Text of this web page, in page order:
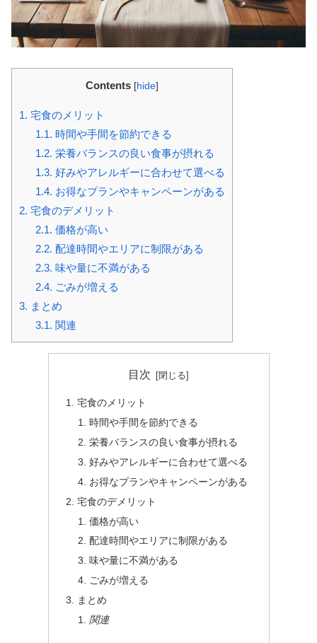
Contents [hide]
1. 宅食のメリット
1.1. 時間や手間を節約できる
1.2. 栄養バランスの良い食事が摂れる
1.3. 好みやアレルギーに合わせて選べる
1.4. お得なプランやキャンペーンがある
2. 宅食のデメリット
2.1. 価格が高い
2.2. 配達時間やエリアに制限がある
2.3. 味や量に不満がある
2.4. ごみが増える
3. まとめ
3.1. 関連
目次
宅食のメリット
時間や手間を節約できる
栄養バランスの良い食事が摂れる
好みやアレルギーに合わせて選べる
お得なプランやキャンペーンがある
宅食のデメリット
価格が高い
配達時間やエリアに制限がある
味や量に不満がある
ごみが増える
まとめ
関連